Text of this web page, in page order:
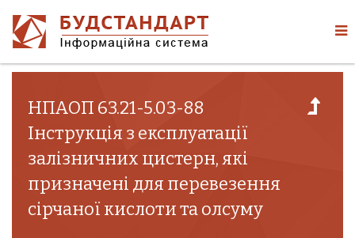
НПАОП 63.21-5.03-88
Інструкція з експлуатації
залізничних цистерн, які
призначені для перевезення
сірчаної кислоти та олсуму